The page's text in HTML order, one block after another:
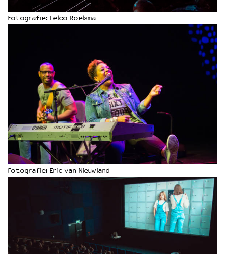
Fotografie: Eelco Roelsma
Fotografie: Eric van Nieuwland